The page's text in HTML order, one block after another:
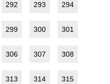
292 293 294
299 300 301
306 307 308
313 314 315